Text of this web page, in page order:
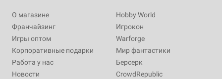
О магазине
Франчайзинг
Игры оптом
Корпоративные подарки
Работа у нас
Новости
Hobby World
Игрокон
Warforge
Мир фантастики
Берсерк
CrowdRepublic